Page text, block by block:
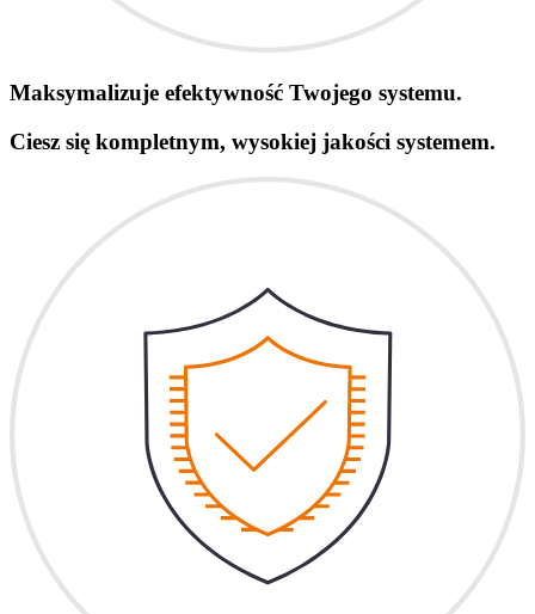
Maksymalizuje efektywność Twojego systemu.
Ciesz się kompletnym, wysokiej jakości systemem.